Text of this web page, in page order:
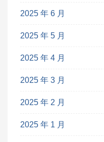
2025 年 6 月
2025 年 5 月
2025 年 4 月
2025 年 3 月
2025 年 2 月
2025 年 1 月